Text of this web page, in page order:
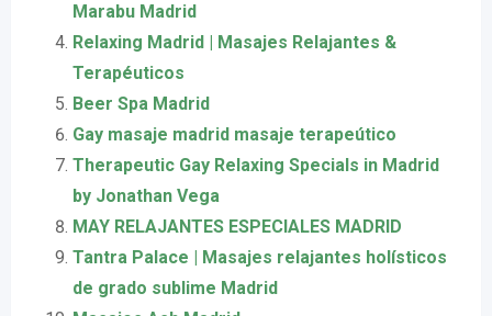
Marabu Madrid
Relaxing Madrid | Masajes Relajantes &
Terapéuticos
Beer Spa Madrid
Gay masaje madrid masaje terapeútico
Therapeutic Gay Relaxing Specials in Madrid
by Jonathan Vega
MAY RELAJANTES ESPECIALES MADRID
Tantra Palace | Masajes relajantes holísticos
de grado sublime Madrid